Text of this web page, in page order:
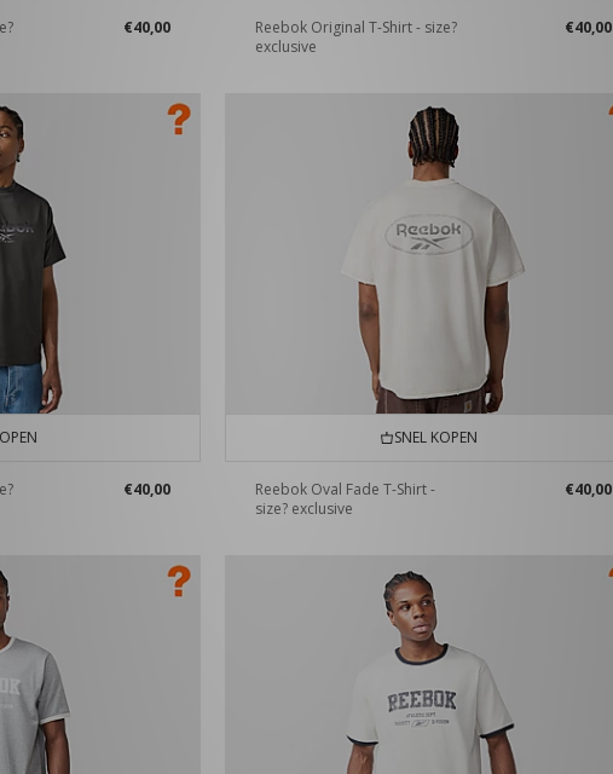
€40,00
Reebok Original T-Shirt - size?
exclusive
€40,00
€40,00
SNEL KOPEN
Reebok Oval Fade T-Shirt -
size? exclusive
€40,00